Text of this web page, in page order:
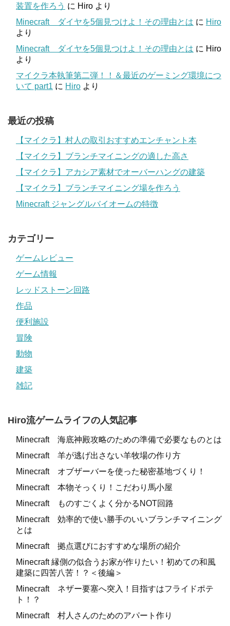
装置を作ろう に Hiro より
Minecraft ダイヤを5個見つけよ！その理由とは に Hiro
より
Minecraft ダイヤを5個見つけよ！その理由とは に Hiro
より
マイクラ本執筆第二弾！！＆最近のゲーミング環境につ
いて part1 に Hiro より
最近の投稿
【マイクラ】村人の取引おすすめエンチャント本
【マイクラ】ブランチマイニングの適した高さ
【マイクラ】アカシア素材でオーバーハングの建築
【マイクラ】ブランチマイニング場を作ろう
Minecraft ジャングルバイオームの特徴
カテゴリー
ゲームレビュー
ゲーム情報
レッドストーン回路
作品
便利施設
冒険
動物
建築
雑記
Hiro流ゲームライフの人気記事
Minecraft 海底神殿攻略のための準備で必要なものとは
Minecraft 羊が逃げ出さない羊牧場の作り方
Minecraft オブザーバーを使った秘密基地づくり！
Minecraft 本物そっくり！こだわり馬小屋
Minecraft ものすごくよく分かるNOT回路
Minecraft 効率的で使い勝手のいいブランチマイニング
とは
Minecraft 拠点選びにおすすめな場所の紹介
Minecraft 縁側の似合うお家が作りたい！初めての和風
建築に四苦八苦！？＜後編＞
Minecraft ネザー要塞へ突入！目指すはフライドポテ
ト！？
Minecraft 村人さんのためのアパート作り